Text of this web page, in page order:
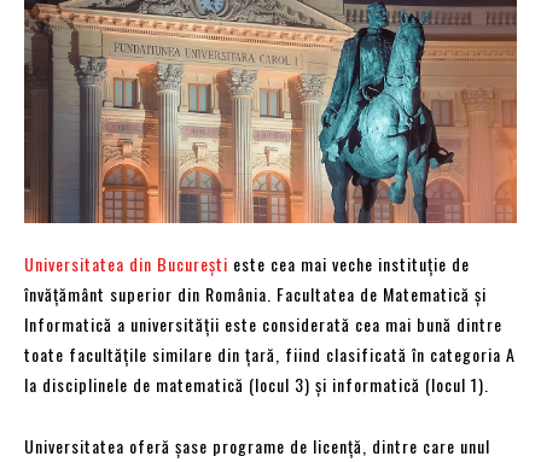
Universitatea din București este cea mai veche instituție de
învățământ superior din România. Facultatea de Matematică și
Informatică a universității este considerată cea mai bună dintre
toate facultățile similare din țară, fiind clasificată în categoria A
la disciplinele de matematică (locul 3) și informatică (locul 1).
Universitatea oferă șase programe de licență, dintre care unul